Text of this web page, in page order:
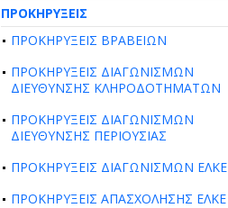
ΠΡΟΚΗΡΥΞΕΙΣ
ΠΡΟΚΗΡΥΞΕΙΣ ΒΡΑΒΕΙΩΝ
ΠΡΟΚΗΡΥΞΕΙΣ ΔΙΑΓΩΝΙΣΜΩΝ
ΔΙΕΥΘΥΝΣΗΣ ΚΛΗΡΟΔΟΤΗΜΑΤΩΝ
ΠΡΟΚΗΡΥΞΕΙΣ ΔΙΑΓΩΝΙΣΜΩΝ
ΔΙΕΥΘΥΝΣΗΣ ΠΕΡΙΟΥΣΙΑΣ
ΠΡΟΚΗΡΥΞΕΙΣ ΔΙΑΓΩΝΙΣΜΩΝ ΕΛΚΕ
ΠΡΟΚΗΡΥΞΕΙΣ ΑΠΑΣΧΟΛΗΣΗΣ ΕΛΚΕ